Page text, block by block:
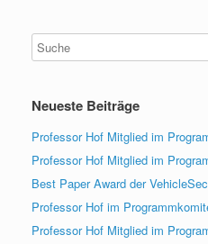
Neueste Beiträge
Professor Hof Mitglied im
Professor Hof Mitglied im
Best Paper Award der
Professor Hof im
Professor Hof Mitglied im